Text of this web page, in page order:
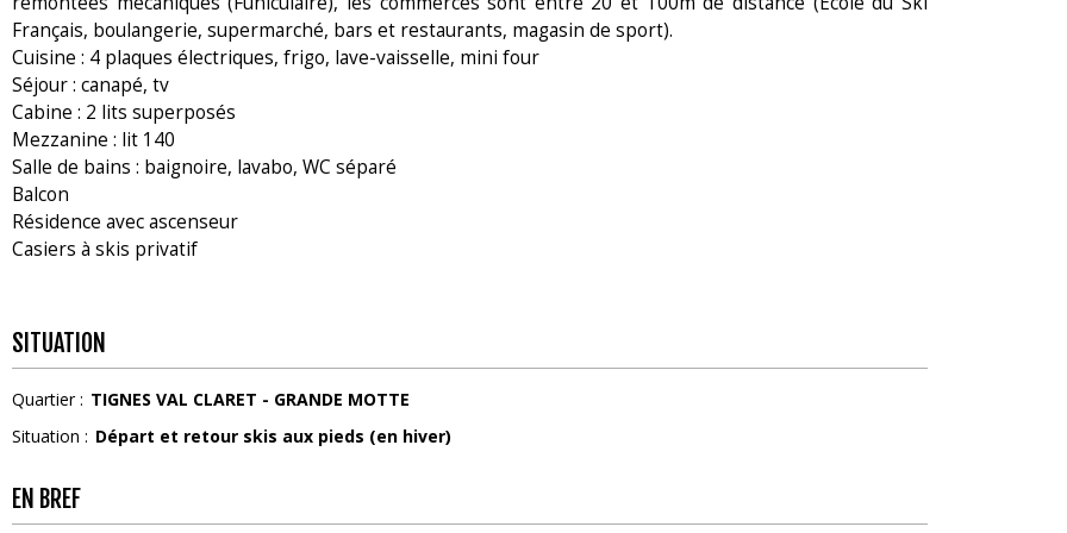
Français, boulangerie, supermarché, bars et restaurants, magasin de sport).
Cuisine : 4 plaques électriques, frigo, lave-vaisselle, mini four
Séjour : canapé, tv
Cabine : 2 lits superposés
Mezzanine : lit 140
Salle de bains : baignoire, lavabo, WC séparé
Balcon
Résidence avec ascenseur
Casiers à skis privatif
SITUATION
Quartier : TIGNES VAL CLARET - GRANDE MOTTE
Situation : Départ et retour skis aux pieds (en hiver)
EN BREF